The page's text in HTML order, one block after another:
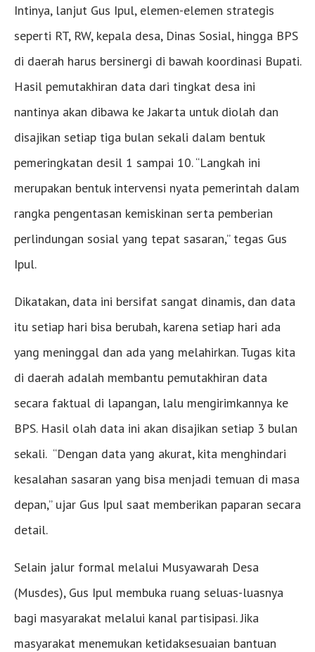
Intinya, lanjut Gus Ipul, elemen-elemen strategis
seperti RT, RW, kepala desa, Dinas Sosial, hingga BPS
di daerah harus bersinergi di bawah koordinasi Bupati.
Hasil pemutakhiran data dari tingkat desa ini
nantinya akan dibawa ke Jakarta untuk diolah dan
disajikan setiap tiga bulan sekali dalam bentuk
pemeringkatan desil 1 sampai 10. “Langkah ini
merupakan bentuk intervensi nyata pemerintah dalam
rangka pengentasan kemiskinan serta pemberian
perlindungan sosial yang tepat sasaran,” tegas Gus
Ipul.
Dikatakan, data ini bersifat sangat dinamis, dan data
itu setiap hari bisa berubah, karena setiap hari ada
yang meninggal dan ada yang melahirkan. Tugas kita
di daerah adalah membantu pemutakhiran data
secara faktual di lapangan, lalu mengirimkannya ke
BPS. Hasil olah data ini akan disajikan setiap 3 bulan
sekali. “Dengan data yang akurat, kita menghindari
kesalahan sasaran yang bisa menjadi temuan di masa
depan,” ujar Gus Ipul saat memberikan paparan secara
detail.
Selain jalur formal melalui Musyawarah Desa
(Musdes), Gus Ipul membuka ruang seluas-luasnya
bagi masyarakat melalui kanal partisipasi. Jika
masyarakat menemukan ketidaksesuaian bantuan